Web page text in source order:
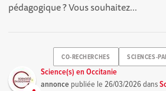
pédagogique ? Vous souhaitez...
CO-RECHERCHES SCIENCES-
Science(s) en Occitanie
annonce publiée le26/03/2026dans